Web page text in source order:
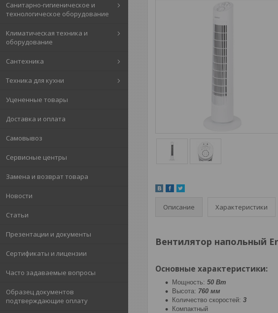
Санитарно-гигиеническое и
технологическое оборудование
Климатическая техника и
оборудование
Cантехника
Техника для кухни
Уцененные товары
Доставка и оплата
Самовывоз
Сервисные центры
Замена и возврат товара
Новости
Статьи
Презентации и документы
Сертификаты и лицензии
Часто задаваемые вопросы
Образец документов
подтверждающие оплату
Описание Характеристики
Вентилятор напольный
Основные характеристики:
Мощность: 50 Вт
Высота: 760 мм
Количество скоростей: 3
Компактный